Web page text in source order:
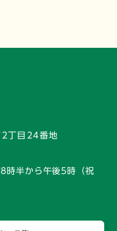
丁目24番地
時半から午後5時 （祝